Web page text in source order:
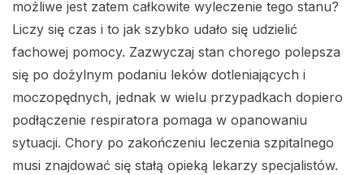
możliwe jest zatem całkowite wyleczenie tego stanu?
Liczy się czas i to jak szybko udało się udzielić
fachowej pomocy. Zazwyczaj stan chorego polepsza
się po dożylnym podaniu leków dotleniających i
moczopędnych, jednak w wielu przypadkach dopiero
podłączenie respiratora pomaga w opanowaniu
sytuacji. Chory po zakończeniu leczenia szpitalnego
musi znajdować się stałą opieką lekarzy specjalistów.